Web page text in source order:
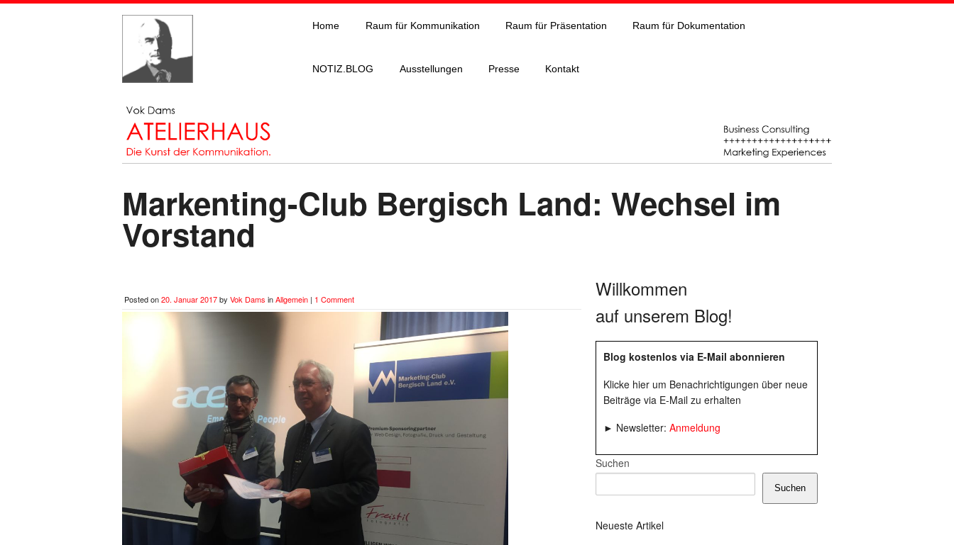
Home Raum für Kommunikation Raum für Präsentation Raum für Dokumentation
NOTIZ.BLOG Ausstellungen Presse Kontakt
Markenting-Club Bergisch Land: Wechsel im
Vorstand
Posted on20. Januar 2017by Vok Dams inAllgemein | 1 Comment
Willkommen
auf unserem Blog!
Blog kostenlos via E-Mail abonnieren
Klicke hier um Benachrichtigungen über neue
Beiträge via E-Mail zu erhalten
► Newsletter: Anmeldung
Suchen
Suchen
Neueste Artikel